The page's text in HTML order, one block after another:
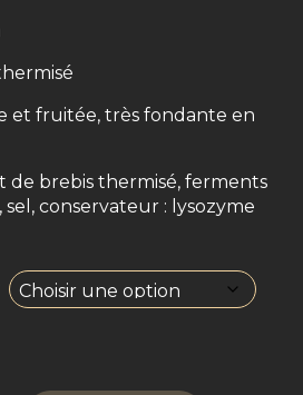
et fruitée, très fondante en
de brebis thermisé, ferments
sel, conservateur : lysozyme